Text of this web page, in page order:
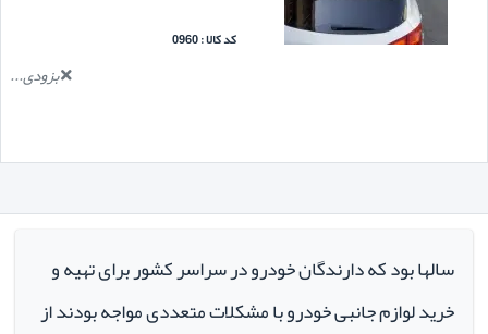
کد کالا : 0960
بزودی...
سالها بود که دارندگان خودرو در سراسر کشور برای تهیه و
خرید لوازم جانبی خودرو با مشکلات متعددی مواجه بودند از